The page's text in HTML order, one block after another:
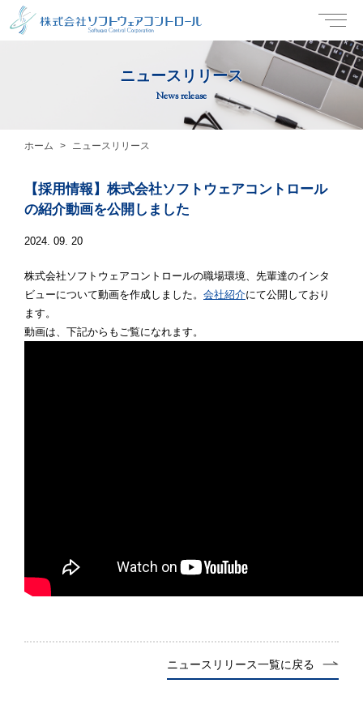
ニュースリリース
News release
ホーム ニュースリリース
【採用情報】株式会社ソフトウェアコントロール
の紹介動画を公開しました
2024. 09. 20
株式会社ソフトウェアコントロールの職場環境、先輩達のインタ
ビューについて動画を作成しました。 会社紹介にて公開しており
ます。
動画は、下記からもご覧になれます。
ニュースリリース一覧に戻る